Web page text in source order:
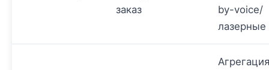
заказ
by-voice/
лазерные
Агрегация